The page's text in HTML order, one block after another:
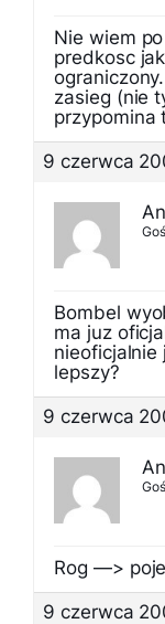
Nie wiem
predkosc
zasieg (nie
przypomina
9 czerwca
Bombel
ma juz
lepszy?
9 czerwca
Rog —>
9 czerwca